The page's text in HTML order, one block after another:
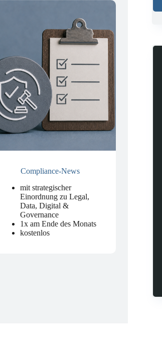
Compliance-News
mit strategischer
Einordnung zu Legal,
Data, Digital &
Governance
1x am Ende des Monats
kostenlos